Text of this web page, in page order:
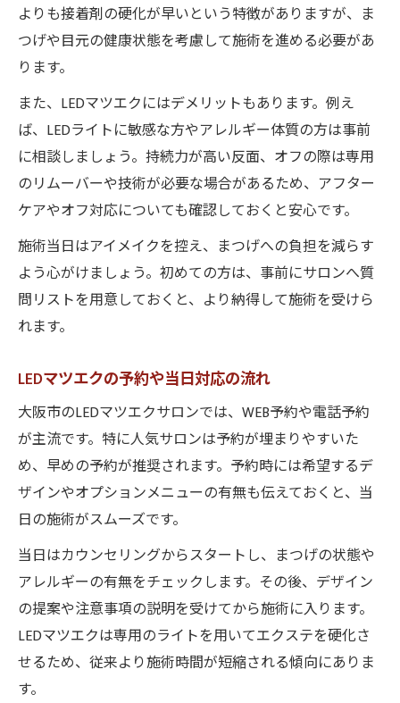
よりも接着剤の硬化が早いという特徴がありますが、ま
つげや目元の健康状態を考慮して施術を進める必要があ
ります。
また、LEDマツエクにはデメリットもあります。例え
ば、LEDライトに敏感な方やアレルギー体質の方は事前
に相談しましょう。持続力が高い反面、オフの際は専用
のリムーバーや技術が必要な場合があるため、アフター
ケアやオフ対応についても確認しておくと安心です。
施術当日はアイメイクを控え、まつげへの負担を減らす
よう心がけましょう。初めての方は、事前にサロンへ質
問リストを用意しておくと、より納得して施術を受けら
れます。
LEDマツエクの予約や当日対応の流れ
大阪市のLEDマツエクサロンでは、WEB予約や電話予約
が主流です。特に人気サロンは予約が埋まりやすいた
め、早めの予約が推奨されます。予約時には希望するデ
ザインやオプションメニューの有無も伝えておくと、当
日の施術がスムーズです。
当日はカウンセリングからスタートし、まつげの状態や
アレルギーの有無をチェックします。その後、デザイン
の提案や注意事項の説明を受けてから施術に入ります。
LEDマツエクは専用のライトを用いてエクステを硬化さ
せるため、従来より施術時間が短縮される傾向にありま
す。